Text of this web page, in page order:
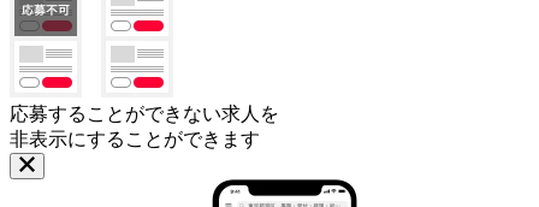
応募することができない求人を
非表示にすることができます